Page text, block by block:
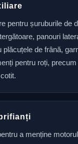
pentru șuruburile de
panouri
plăcuțele de frână,
pentru roți,
a menține